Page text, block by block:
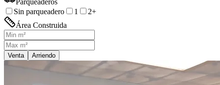
Parqueaderos
Sin parqueadero
1
2+
Área Construida
Venta Arriendo